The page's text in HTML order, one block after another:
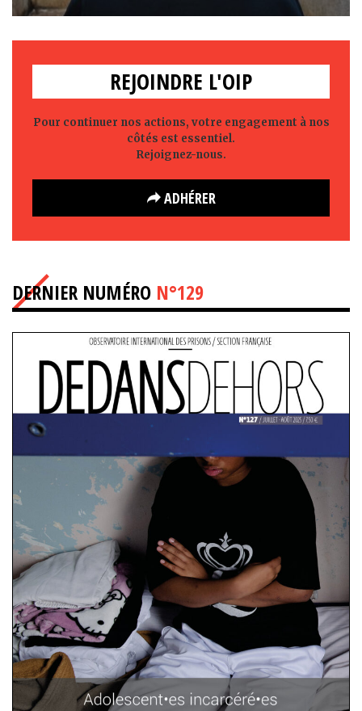
REJOINDRE L'OIP
Pour continuer nos actions, votre engagement à nos
côtés est essentiel.
Rejoignez-nous.
ADHÉRER
DERNIER NUMÉRO N°129